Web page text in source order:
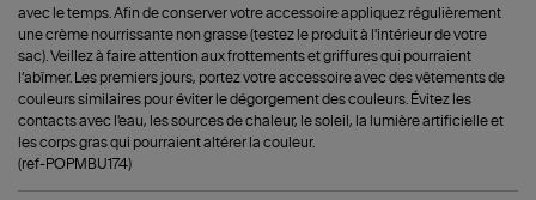
avec le temps. Afin de conserver votre accessoire appliquez régulièrement
une crème nourrissante non grasse (testez le produit à l'intérieur de votre
sac). Veillez à faire attention aux frottements et griffures qui pourraient
l’abîmer. Les premiers jours, portez votre accessoire avec des vêtements de
couleurs similaires pour éviter le dégorgement des couleurs. Évitez les
contacts avec l'eau, les sources de chaleur, le soleil, la lumière artificielle et
les corps gras qui pourraient altérer la couleur.
(ref-POPMBU174)